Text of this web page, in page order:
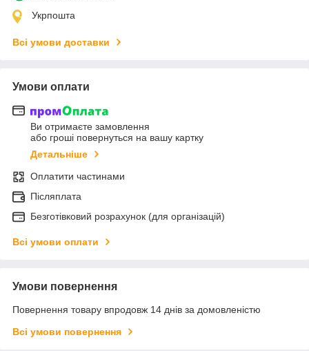
Укрпошта
Всі умови доставки
Умови оплати
Ви отримаєте замовлення
або гроші повернуться на вашу картку
Детальніше
Оплатити частинами
Післяплата
Безготівковий розрахунок (для організацій)
Всі умови оплати
Умови повернення
Повернення товару впродовж 14 днів за домовленістю
Всі умови повернення